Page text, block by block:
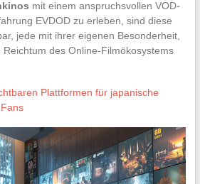
mit einem anspruchsvollen VOD-
EVDOD zu erleben, sind diese
jede mit ihrer eigenen Besonderheit,
des Online-Filmökosystems
Plattformen für japanische